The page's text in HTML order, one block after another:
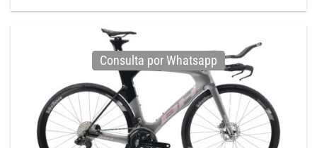
Consulta por Whatsapp